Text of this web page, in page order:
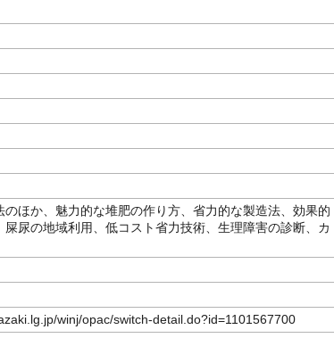
ほか、魅力的な堆肥の作り方、省力的な製造法、効果的
屎尿の地域利用、低コスト省力技術、生理障害の診断、カ
winj/opac/switch-detail.do?id=1101567700